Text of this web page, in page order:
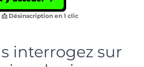
📩 Désinscription en 1 clic
interrogez sur